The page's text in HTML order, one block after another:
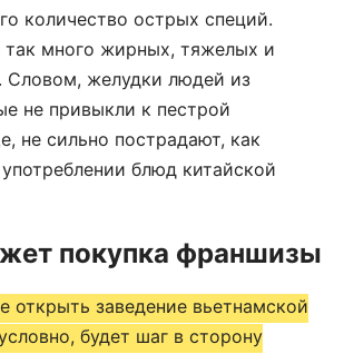
количество острых специй.
так много жирных, тяжелых и
Словом, желудки людей из
не привыкли к пестрой
не сильно пострадают, как
блюд китайской
покупка франшизы
открыть заведение вьетнамской
будет шаг в сторону